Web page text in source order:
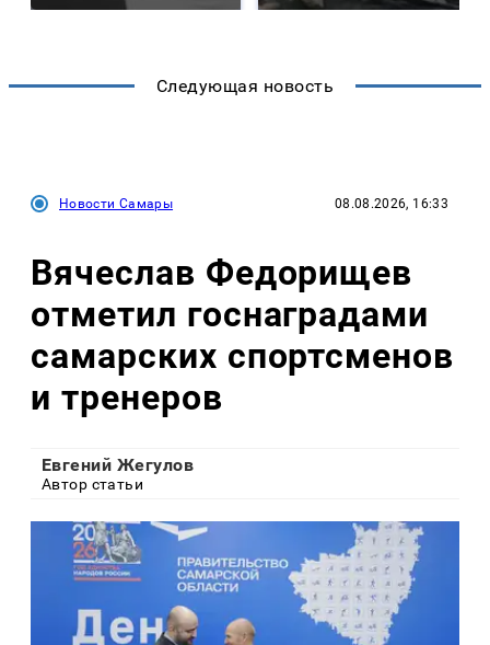
Следующая новость
Новости Самары 08.08.2026, 16:33
Вячеслав Федорищев
отметил госнаградами
самарских спортсменов
и тренеров
Евгений Жегулов
Автор статьи